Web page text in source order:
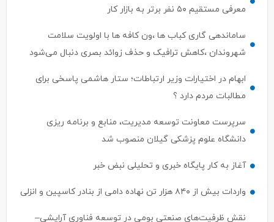
معرفی مستقیم ۵۰ نفر برتر به بازار کار
ساماندهی گاری کباب ها ،ون کافه ها با اولویت سلامت
شهروندان ،کاهش ترافیک و حذف زوائد بصری دنبال می‌شود
ابهام در اختیارات وزیر ارتباطات؛ ستار هاشمی پاسخی برای
مطالبات مردم دارد ؟
سرپرست معاونت توسعه مدیریت، منابع و برنامه ریزی
دانشگاه علوم پزشکی گیلان منصوب شد
آغاز به کار پایگاه خبری و تحلیلی نبض خبر
واردات بیش از ۸۴۰ هزار تن نهاده دامی از بنادر كاسپین و انزلی
نقش ظرفیت‌های صنعتی بومی در توسعه فناوری آرایشی–